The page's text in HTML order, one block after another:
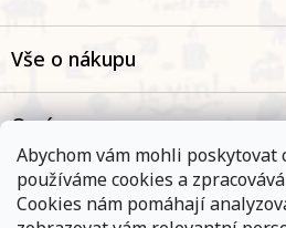
Abychom vám mohli poskytovat
používáme cookies a
Cookies nám pomáhají
Vše o nákupu
O nás
Oblíbené kategorie